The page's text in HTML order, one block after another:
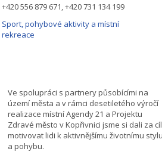
+420 556 879 671, +420 731 134 199
Sport, pohybové aktivity a místní
rekreace
Ve spolupráci s partnery působícími na
území města a v rámci desetiletého výročí
realizace místní Agendy 21 a Projektu
Zdravé město v Kopřivnici jsme si dali za cíl
motivovat lidi k aktivnějšímu životnímu
a pohybu.